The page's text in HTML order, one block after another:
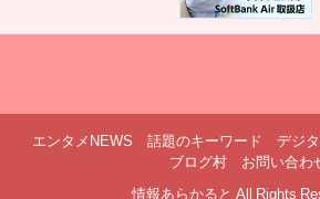
エンタメNEWS 話題のキーワード デジ
ブログ村
お問い合わ
情報あらかると All Rights